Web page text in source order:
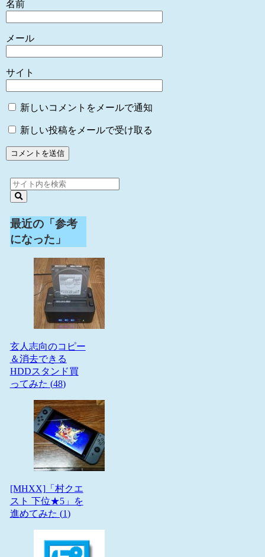
名前
メール
サイト
新しいコメントをメールで通知
新しい投稿をメールで受け取る
最近の「参考
になった」
玄人志向のコピー
＆消去できる
HDDスタンド買
ってみた (48)
[MHXX]「村クエ
スト 下位★5」を
進めてみた (1)